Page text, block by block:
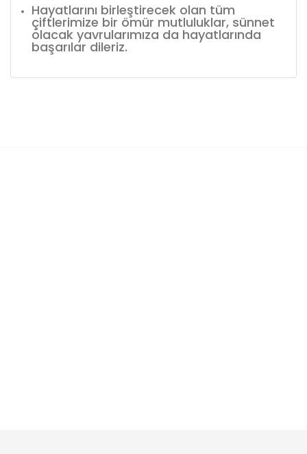
Hayatlarını birleştirecek olan tüm
çiftlerimize bir ömür mutluluklar, sünnet
olacak yavrularımıza da hayatlarında
başarılar dileriz.